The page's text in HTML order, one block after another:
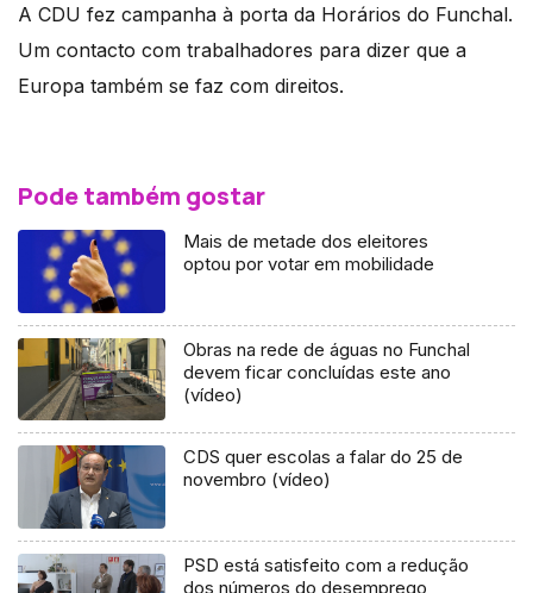
A CDU fez campanha à porta da Horários do Funchal.
Um contacto com trabalhadores para dizer que a
Europa também se faz com direitos.
Pode também gostar
Mais de metade dos eleitores
optou por votar em mobilidade
Obras na rede de águas no Funchal
devem ficar concluídas este ano
(vídeo)
CDS quer escolas a falar do 25 de
novembro (vídeo)
PSD está satisfeito com a redução
dos números do desemprego